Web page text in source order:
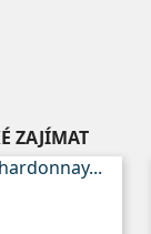
ZAJÍMAT